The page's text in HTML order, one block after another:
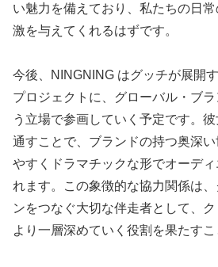
い魅力を備えており、私たちの日
激を与えてくれるはずです。
今後、NINGNING はグッチが展開
プロジェクトに、グローバル・ブ
う立場で参画していく予定です。
通すことで、ブランドの持つ奥深
やすくドラマチックな形でオーデ
れます。この象徴的な協力関係は
ンをつなぐ大切な伴走者として、
より一層深めていく役割を果たすこ